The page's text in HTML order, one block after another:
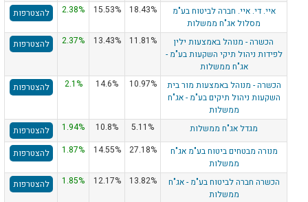
איי. די. איי. חברה לביטוח בע"מ
מסלול אג"ח ממשלות
18.43%
15.53%
2.38% להצטרפות
הכשרה - מנוהל באמצעות ילין
לפידות ניהול תיקי השקעות בע"מ -
אג"ח ממשלות
11.81%
13.43%
2.37% להצטרפות
הכשרה - מנוהל באמצעות מור בית
השקעות ניהול תיקים בע"מ - אג"ח
ממשלות
10.97%
14.6%
2.1% להצטרפות
מגדל אג"ח ממשלות 5.11%
10.8%
1.94%
להצטרפות
מנורה מבטחים ביטוח בע"מ אג"ח
ממשלות
27.18%
14.55%
1.87% להצטרפות
הכשרה חברה לביטוח בע"מ - אג"ח
ממשלות
13.82%
12.17%
1.85% להצטרפות